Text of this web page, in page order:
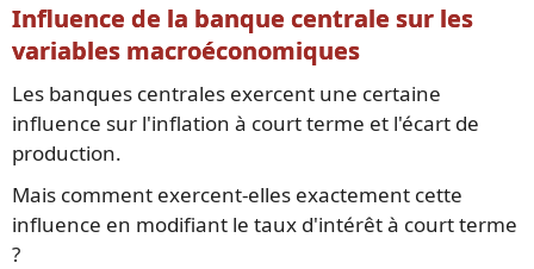
Influence de la banque centrale sur les
variables macroéconomiques
Les banques centrales exercent une certaine
influence sur l'inflation à court terme et l'écart de
production.
Mais comment exercent-elles exactement cette
influence en modifiant le taux d'intérêt à court terme
?